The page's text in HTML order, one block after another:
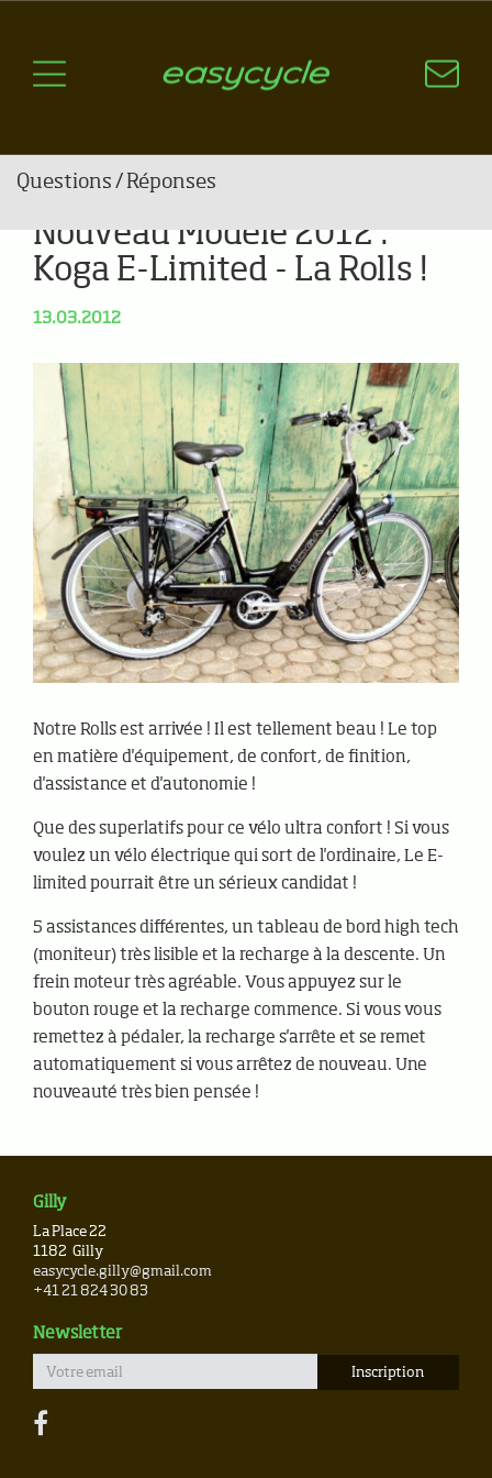
Aspects techniques
Questions / Réponses
A jour
Nouveau Modèle 2012 :
Koga E-Limited - La Rolls !
13.03.2012
Notre Rolls est arrivée ! Il est tellement beau ! Le top
en matière d'équipement, de confort, de finition,
d'assistance et d'autonomie !
Que des superlatifs pour ce vélo ultra confort ! Si vous
voulez un vélo électrique qui sort de l'ordinaire, Le E-
limited pourrait être un sérieux candidat !
5 assistances différentes, un tableau de bord high tech
(moniteur) très lisible et la recharge à la descente. Un
frein moteur très agréable. Vous appuyez sur le
bouton rouge et la recharge commence. Si vous vous
remettez à pédaler, la recharge s'arrête et se remet
automatiquement si vous arrêtez de nouveau. Une
nouveauté très bien pensée !
Gilly
La Place 22
1182 Gilly
easycycle.gilly@gmail.com
+41 21 824 30 83
Newsletter